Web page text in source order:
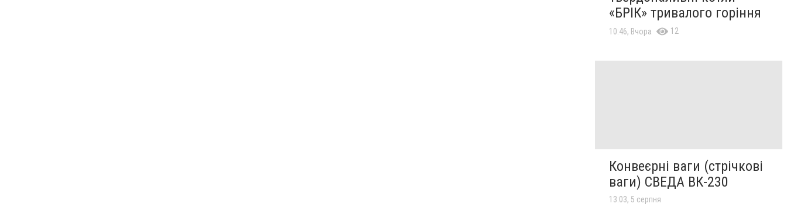
«БРІК» тривалого горіння
10:46, Вчора 12
Конвеєрні ваги (стрічкові
ваги) СВЕДА ВК-230
13:03, 5 серпня